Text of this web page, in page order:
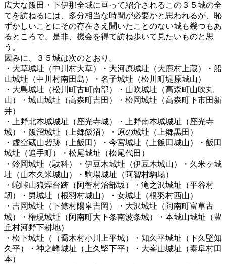
広大な飯田・下伊那全域に亘って紹介されるこの３５城の全
てを訪ねるには、多分相当な時間が必要かと思われるが、恥
ずかしいことにその存在さえ聞いたことのない城も幾つもあ
るところで、是非、機会を得て訪ね歩いて見たいものと思
う。
因みに、３５城は次のとおり。
・大草城址（中川村大草）・大河原城址（大鹿村上蔵）・船
山城址（中川村南田島）・名子城址（松川町堤原城山）
・大島城址（松川町古町南部）・山吹城址（高森町山吹丸
山）・城山城址（高森町吉田）・松岡城址（高森町下市田新
井）
・上野北本城城址（座光寺城）・上野南本城城址（座光寺
城）・飯沼城址（上郷飯沼）・原の城址（上郷黒田）
・虚空蔵山砦跡（上飯田）・今宮城址（上飯田城山）・飯田
城址（追手町）・松尾城址（松尾代田）
・鈴岡城址（駄科）・伊豆木城址（伊豆木城山）・久米ヶ城
址（山本久米城山）・駒場城址（阿智村駒場）
・蛇峠山狼煙台跡（阿智村治部坂）・滝之沢城址（平谷村
靭）・男城址（根羽村城山）・女城址（根羽村西山）
・吉岡城址（下條村陽皐吉岡）・大沢城址（阿南町富草古
城）・権現城址（阿南町大下条南波条城）・本城山城址（豊
丘村河野下耕地）
・松下城址（（喬木村小川上平城）・知久平城址（下久堅知
久平）・神之峰城址（上久堅下平）・大峯山城址（泰阜村田
本）